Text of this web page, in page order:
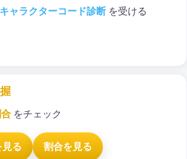
キャラクターコード診断 を受ける
をチェック
見る 割合を見る